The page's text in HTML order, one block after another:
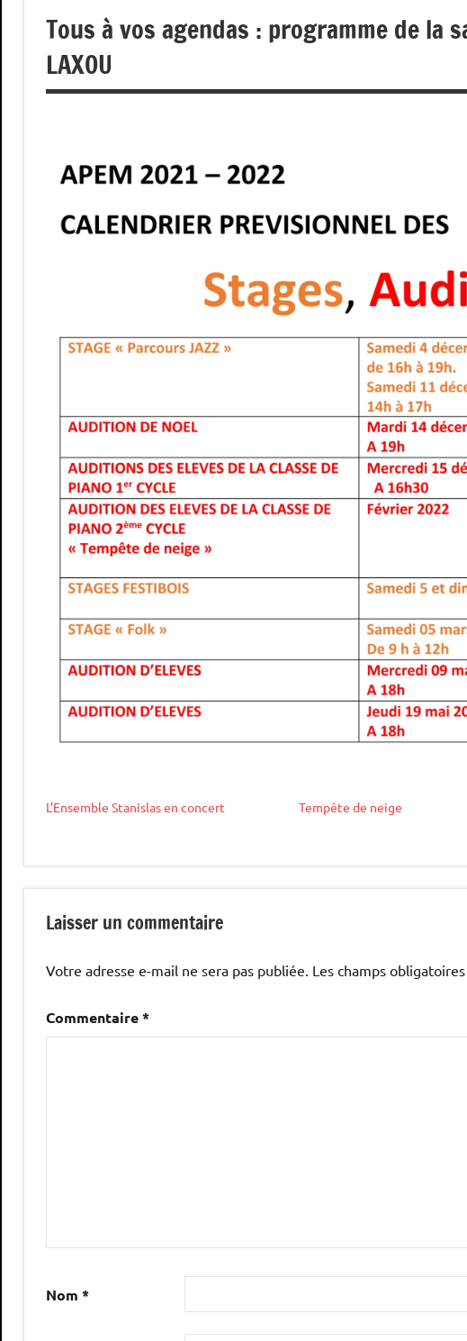
Tous à vos agendas : programme de la
LAXOU
L’Ensemble Stanislas en concert Tempête de neige
programme,
concerts
Laisser un commentaire
Votre adresse e-mail ne sera pas publiée. Les champs
Commentaire*
Nom *